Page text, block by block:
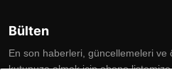
Bülten
En son haberleri, güncellemeleri ve
kutunuza almak için abone listemize